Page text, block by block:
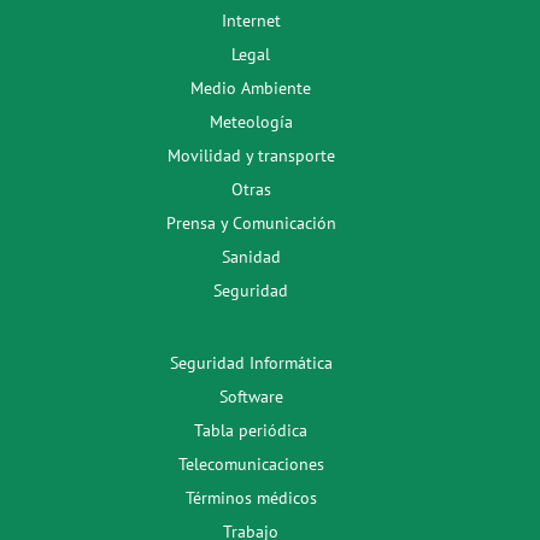
Internet
Legal
Medio Ambiente
Meteología
Movilidad y transporte
Otras
Prensa y Comunicación
Sanidad
Seguridad
Seguridad Informática
Software
Tabla periódica
Telecomunicaciones
Términos médicos
Trabajo